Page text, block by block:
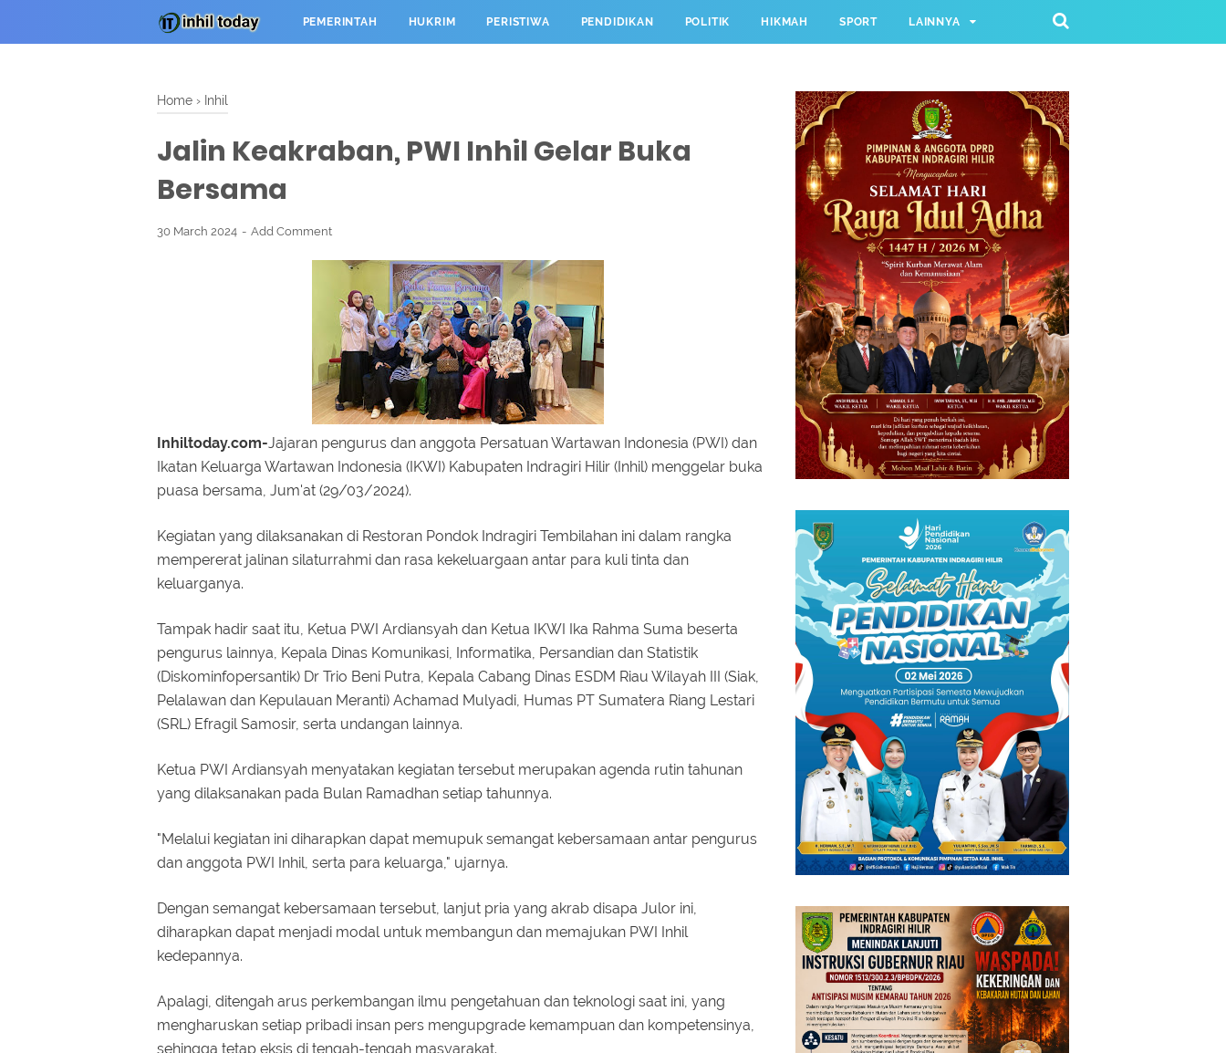
PEMERINTAH HUKRIM PERISTIWA PENDIDIKAN POLITIK HIKMAH SPORT LAINNYA
Home › Inhil
Jalin Keakraban, PWI Inhil Gelar Buka
Bersama
30 March 2024 Add Comment
Inhiltoday.com-Jajaran pengurus dan anggota Persatuan Wartawan Indonesia (PWI) dan
Ikatan Keluarga Wartawan Indonesia (IKWI) Kabupaten Indragiri Hilir (Inhil) menggelar buka
puasa bersama, Jum'at (29/03/2024).
Kegiatan yang dilaksanakan di Restoran Pondok Indragiri Tembilahan ini dalam rangka
mempererat jalinan silaturrahmi dan rasa kekeluargaan antar para kuli tinta dan
keluarganya.
Tampak hadir saat itu, Ketua PWI Ardiansyah dan Ketua IKWI Ika Rahma Suma beserta
pengurus lainnya, Kepala Dinas Komunikasi, Informatika, Persandian dan Statistik
(Diskominfopersantik) Dr Trio Beni Putra, Kepala Cabang Dinas ESDM Riau Wilayah III (Siak,
Pelalawan dan Kepulauan Meranti) Achamad Mulyadi, Humas PT Sumatera Riang Lestari
(SRL) Efragil Samosir, serta undangan lainnya.
Ketua PWI Ardiansyah menyatakan kegiatan tersebut merupakan agenda rutin tahunan
yang dilaksanakan pada Bulan Ramadhan setiap tahunnya.
"Melalui kegiatan ini diharapkan dapat memupuk semangat kebersamaan antar pengurus
dan anggota PWI Inhil, serta para keluarga," ujarnya.
Dengan semangat kebersamaan tersebut, lanjut pria yang akrab disapa Julor ini,
diharapkan dapat menjadi modal untuk membangun dan memajukan PWI Inhil
kedepannya.
Apalagi, ditengah arus perkembangan ilmu pengetahuan dan teknologi saat ini, yang
mengharuskan setiap pribadi insan pers mengupgrade kemampuan dan kompetensinya,
sehingga tetap eksis di tengah-tengah masyarakat.